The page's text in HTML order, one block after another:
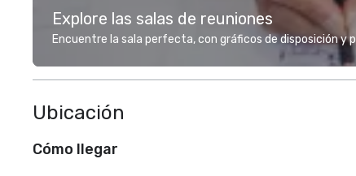
Explore las salas de reuniones
Encuentre la sala perfecta, con gráficos de disposición y
Ubicación
Cómo llegar